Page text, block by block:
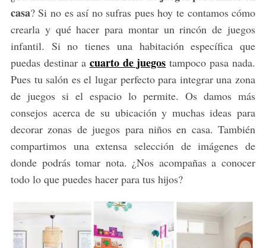
casa? Si no es así no sufras pues hoy te contamos cómo
crearla y qué hacer para montar un rincón de juegos
infantil. Si no tienes una habitación específica que
puedas destinar a cuarto de juegos tampoco pasa nada.
Pues tu salón es el lugar perfecto para integrar una zona
de juegos si el espacio lo permite. Os damos más
consejos acerca de su ubicación y muchas ideas para
decorar zonas de juegos para niños en casa. También
compartimos una extensa selección de imágenes de
donde podrás tomar nota. ¿Nos acompañas a conocer
todo lo que puedes hacer para tus hijos?